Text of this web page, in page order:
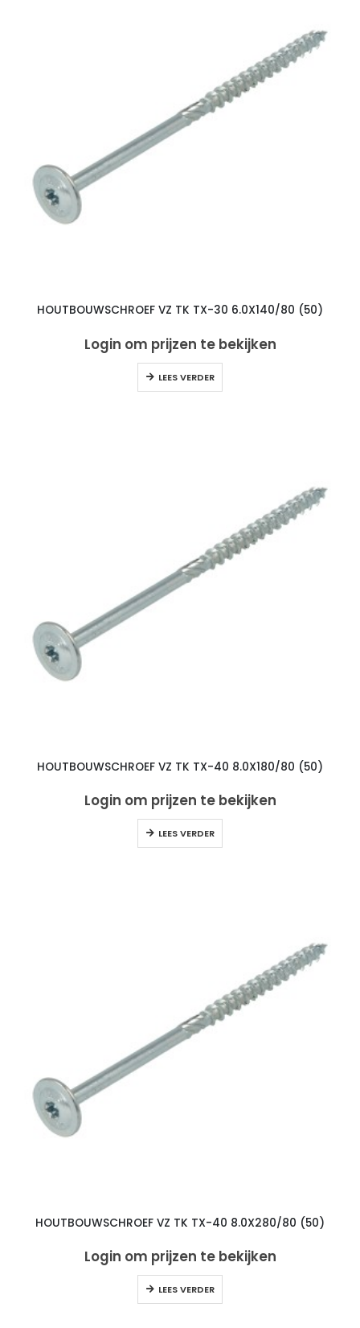
HOUTBOUWSCHROEF VZ TK TX-30 6.0X140/80 (50)
Login om prijzen te bekijken
LEES VERDER
HOUTBOUWSCHROEF VZ TK TX-40 8.0X180/80 (50)
Login om prijzen te bekijken
LEES VERDER
HOUTBOUWSCHROEF VZ TK TX-40 8.0X280/80 (50)
Login om prijzen te bekijken
LEES VERDER